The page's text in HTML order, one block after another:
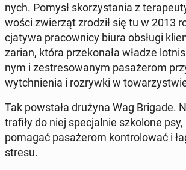
nych. Pomysł sko­rzy­sta­nia z
wo­ści zwie­rząt zrodził się tu w 2013
cja­ty­wa pra­cow­ni­cy biura obsługi
za­rian, która prze­ko­na­ła władze
nym i ze­stre­so­wa­nym pa­sa­że­rom
wy­tchnie­nia i roz­ryw­ki w
Tak po­wsta­ła drużyna Wag Brigade.
trafiły do niej spe­cjal­nie szko­lo­ne psy,
pomagać pa­sa­że­rom kon­tro­lo­wać i
stresu.